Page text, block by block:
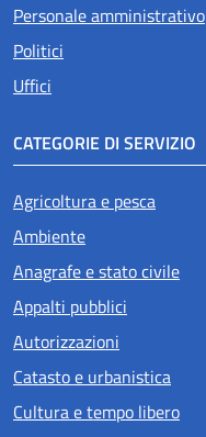
Personale amministrativo
Politici
Uffici
CATEGORIE DI SERVIZIO
Agricoltura e pesca
Ambiente
Anagrafe e stato civile
Appalti pubblici
Autorizzazioni
Catasto e urbanistica
Cultura e tempo libero